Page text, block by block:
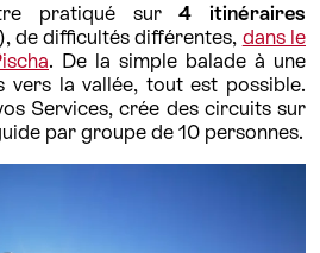
pratiqué sur4 itinéraires
de difficultés différentes, dans le
. De la simple balade à une
vers la vallée, tout est possible.
Services, crée des circuits sur
par groupe de 10 personnes.